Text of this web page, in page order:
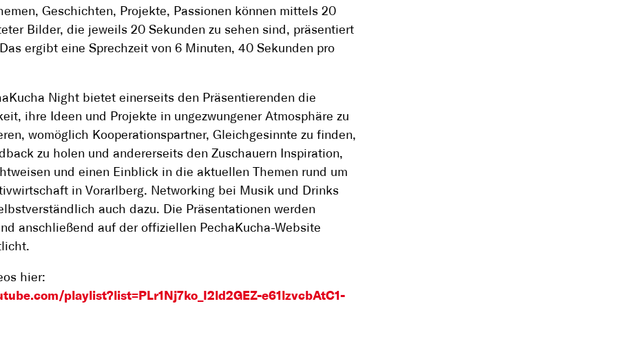
Geschichten, Projekte, Passionen können mittels 20
Bilder, die jeweils 20 Sekunden zu sehen sind, präsentiert
ergibt eine Sprechzeit von 6 Minuten, 40 Sekunden pro
Night bietet einerseits den Präsentierenden die
ihre Ideen und Projekte in ungezwungener Atmosphäre zu
womöglich Kooperationspartner, Gleichgesinnte zu finden,
zu holen und andererseits den Zuschauern Inspiration,
und einen Einblick in die aktuellen Themen rund um
in Vorarlberg. Networking bei Musik und Drinks
auch dazu. Die Präsentationen werden
anschließend auf der offiziellen PechaKucha-Website
hier:
playlist?list=PLr1Nj7ko_I2ld2GEZ-e61lzvcbAtC1-